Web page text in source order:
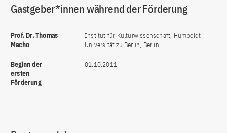
Gastgeber*innen während der Förderung
Prof. Dr. Thomas
Macho
Institut für Kulturwissenschaft, Humboldt-
Universität zu Berlin, Berlin
Beginn der
ersten
Förderung
01.10.2011